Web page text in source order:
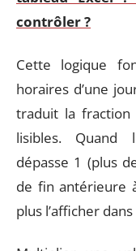
contrôler ?
Cette logique
horaires d’une
traduit la
lisibles. Quand
dépasse 1 (plus
de fin antérieure
plus l’afficher